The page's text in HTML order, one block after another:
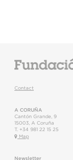
Contact
A CORUÑA
Cantón Grande, 9
15003
A Coruña
T. +34 981 22 15 25
Map
Newsletter